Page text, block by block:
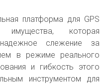
платформа для GPS
имущества, которая
слежение за
в режиме реального
и гибкость этого
инструментом для